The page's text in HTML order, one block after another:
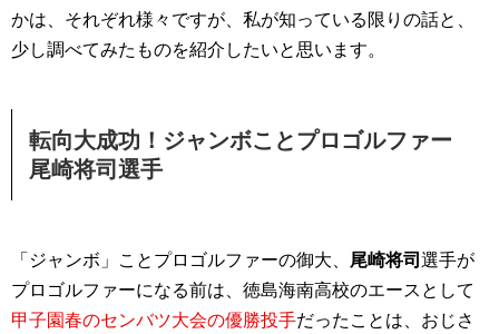
かは、それぞれ様々ですが、私が知っている限りの話と、
少し調べてみたものを紹介したいと思います。
転向大成功！ジャンボことプロゴルファー
尾崎将司選手
「ジャンボ」ことプロゴルファーの御大、 尾崎将司 選手が
プロゴルファーになる前は、徳島海南高校のエースとして
甲子園春のセンバツ大会の優勝投手だったことは、おじさ